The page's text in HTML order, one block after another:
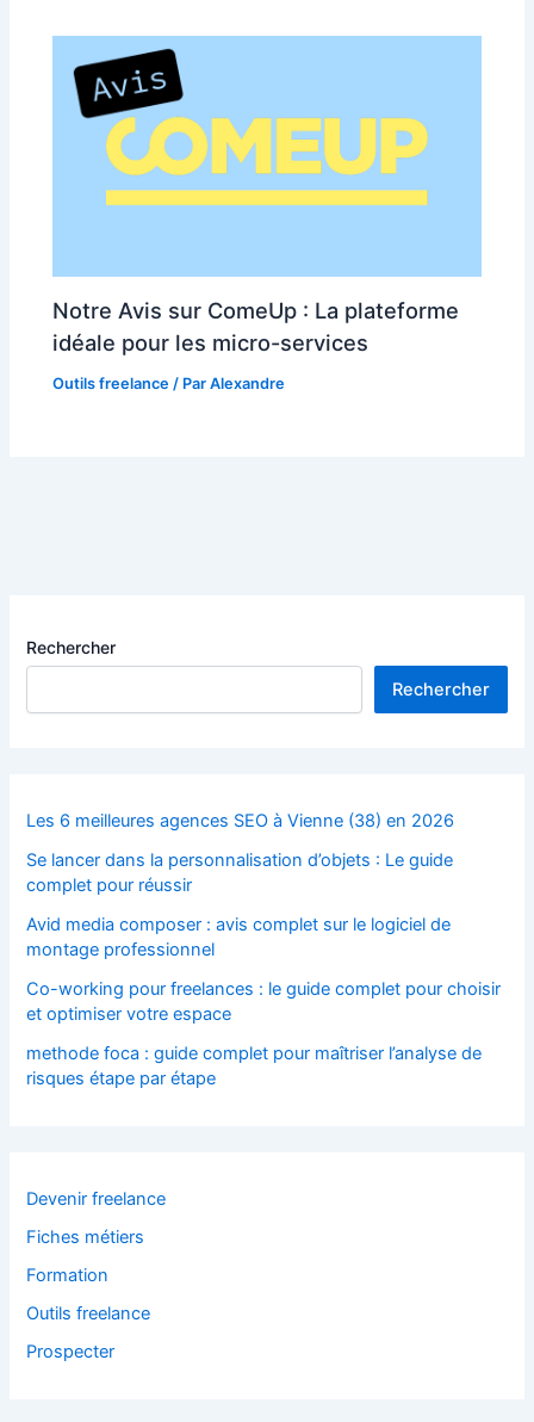
Notre Avis sur ComeUp : La plateforme
idéale pour les micro-services
Outils freelance / ParAlexandre
Rechercher
Rechercher
Les 6 meilleures agences SEO à Vienne (38) en 2026
Se lancer dans la personnalisation d’objets : Le guide
complet pour réussir
Avid media composer : avis complet sur le logiciel de
montage professionnel
Co-working pour freelances : le guide complet pour choisir
et optimiser votre espace
methode foca : guide complet pour maîtriser l’analyse de
risques étape par étape
Devenir freelance
Fiches métiers
Formation
Outils freelance
Prospecter